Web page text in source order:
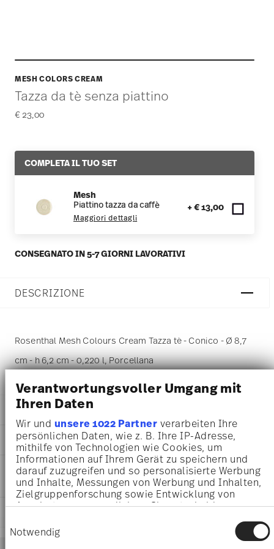
Verantwortungsvoller Umgang mit
Ihren Daten
Wir und unsere 1022 Partnerverarbeiten Ihre
persönlichen Daten, wie z. B. Ihre IP-Adresse,
mithilfe von Technologien wie Cookies, um
Informationen auf Ihrem Gerät zu speichern und
darauf zuzugreifen und so personalisierte Werbung
und Inhalte, Messungen von Werbung und Inhalten,
Zielgruppenforschung sowie Entwicklung von
Angeboten zu ermöglichen. Sie entscheiden
Sie können Ihre Einwilligung jederzeit über die
Cookie-Erklärung oder durch Klicken auf das
Notwendig
MESH COLORS CREAM
Tazza da tè senza piattino
€ 23,00
COMPLETA IL TUO SET
Mesh
Piattino tazza da caffè
Maggiori dettagli
+ € 13,00
CONSEGNATO IN 5-7 GIORNI LAVORATIVI
DESCRIZIONE
Rosenthal Mesh Colours Cream Tazza tè - Conico - Ø 8,7
cm - h 6,2 cm - 0,220 l, Porcellana
DETTAGLI
Rosenthal
Mesh
Colours Cream
Porcellana
Colors Cream
11770-405153-14642
4012438506432
DIMENSIONI
8,70 cm
11,60 cm
9,40 cm
6,20 cm
INFORMAZIONI SU CURA E
SICUREZZA